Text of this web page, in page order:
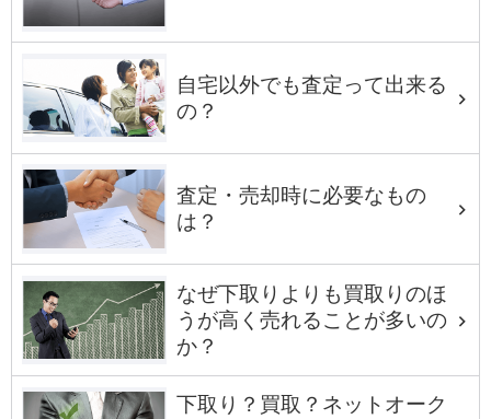
自宅以外でも査定って出来る
の？
査定・売却時に必要なもの
は？
なぜ下取りよりも買取りのほ
うが高く売れることが多いの
か？
下取り？買取？ネットオーク